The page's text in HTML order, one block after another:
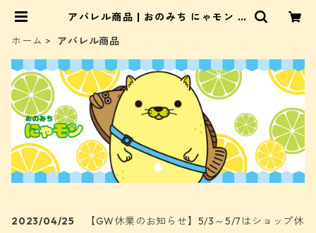
アパレル商品 | おのみち にゃモン 公
ホーム
アパレル商品
2023/04/25
【GW休業のお知らせ】5/3～5/7はショップ休